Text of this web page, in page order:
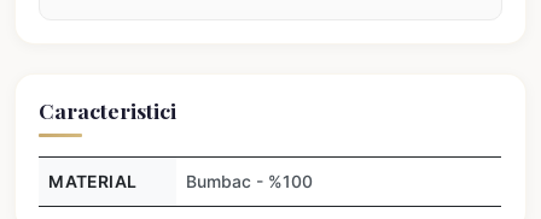
Caracteristici
MATERIAL Bumbac - %100